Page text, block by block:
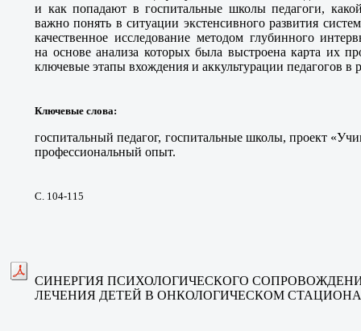
и как попадают в госпитальные школы педагоги,
важно понять в ситуации экстенсивного развития
качественное исследование методом глубинного
на основе анализа которых была выстроена карта их
ключевые этапы вхождения и аккультурации педагогов в
Ключевые слова:
госпитальный педагог, госпитальные школы, проект
профессиональный опыт.
С. 104-115
СИНЕРГИЯ ПСИХОЛОГИЧЕСКОГО
ЛЕЧЕНИЯ ДЕТЕЙ В ОНКОЛОГИЧЕСКОМ